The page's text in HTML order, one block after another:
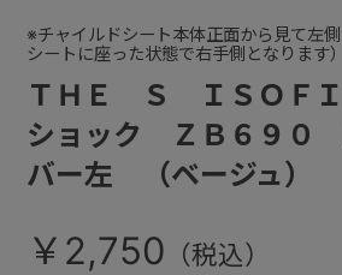
ＴＨＥ Ｓ ＩＳＯＦ
ショック ＺＢ６９０
バー左 （ベージュ）
※チャイルドシート本体正面から見て左
シートに座った状態で右手側となります）
￥2,750